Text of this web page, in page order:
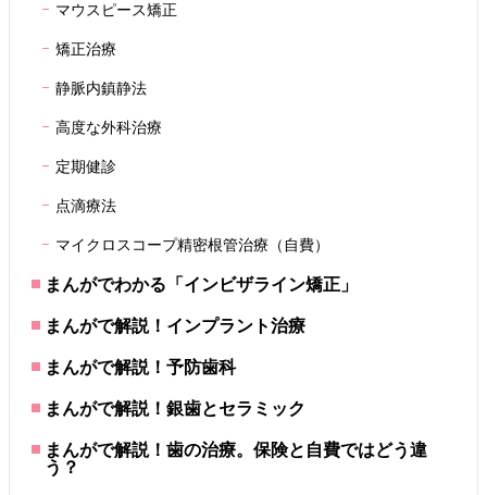
マウスピース矯正
矯正治療
静脈内鎮静法
高度な外科治療
定期健診
点滴療法
マイクロスコープ精密根管治療（自費）
まんがでわかる「インビザライン矯正」
まんがで解説！インプラント治療
まんがで解説！予防歯科
まんがで解説！銀歯とセラミック
まんがで解説！歯の治療。保険と自費ではどう違
う？